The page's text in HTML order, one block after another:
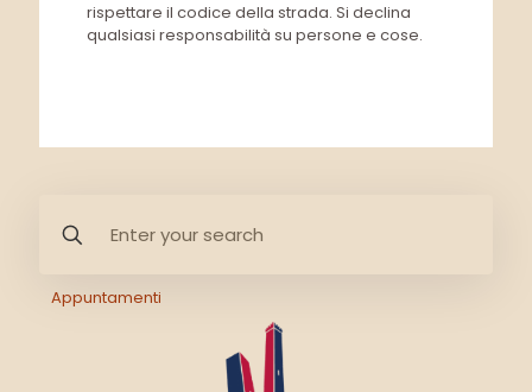
rispettare il codice della strada. Si declina
qualsiasi responsabilità su persone e cose.
Appuntamenti